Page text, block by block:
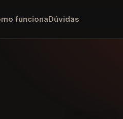
funcionaDúvidas